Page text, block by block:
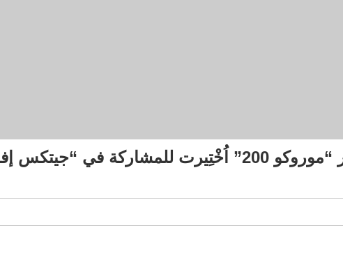
السغروشني تلتقي أصحاب مقاولات ناشئة في إطار “موروكو 200” اُخْتِيرت للمشاركة في